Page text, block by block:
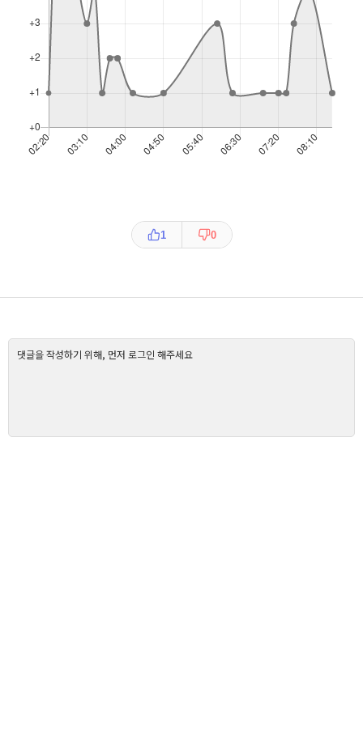
1 0
댓글을 작성하기 위해, 먼저 로그인 해주세요